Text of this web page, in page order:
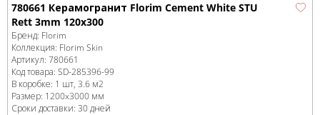
780661 Керамогранит Florim Cement White STU
Rett 3mm 120x300
Бренд: Florim
Коллекция: Florim Skin
Артикул: 780661
Код товара: SD-285396-99
В коробке: 1 шт, 3.6 м2
Размер: 1200x3000 мм
Сроки доставки: 30 дней